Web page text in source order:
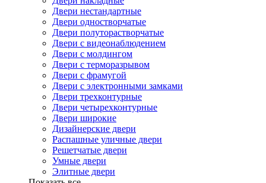
Двери нестандартные
Двери одностворчатые
Двери полуторастворчатые
Двери с видеонаблюдением
Двери с молдингом
Двери с терморазрывом
Двери с фрамугой
Двери с электронными замками
Двери трехконтурные
Двери четырехконтурные
Двери широкие
Дизайнерские двери
Распашные уличные двери
Решетчатые двери
Умные двери
Элитные двери